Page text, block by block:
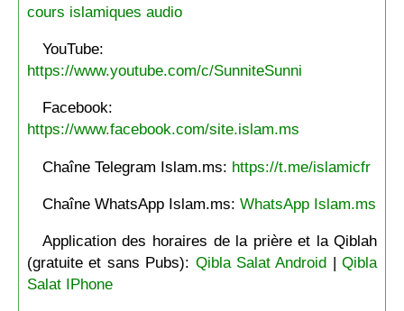
cours islamiques audio
YouTube:
https://www.youtube.com/c/SunniteSunni
Facebook:
https://www.facebook.com/site.islam.ms
Chaîne Telegram Islam.ms: https://t.me/islamicfr
Chaîne WhatsApp Islam.ms: WhatsApp Islam.ms
Application des horaires de la prière et la Qiblah
(gratuite et sans Pubs): Qibla Salat Android |Qibla
Salat IPhone